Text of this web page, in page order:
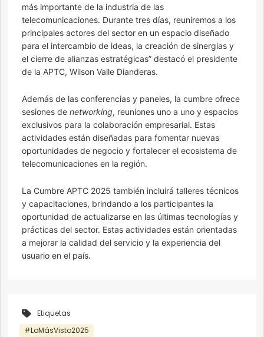
más importante de la industria de las
telecomunicaciones. Durante tres días, reuniremos a los
principales actores del sector en un espacio diseñado
para el intercambio de ideas, la creación de sinergias y
el cierre de alianzas estratégicas” destacó el presidente
de la APTC, Wilson Valle Dianderas.
Además de las conferencias y paneles, la cumbre ofrece
sesiones de networking, reuniones uno a uno y espacios
exclusivos para la colaboración empresarial. Estas
actividades están diseñadas para fomentar nuevas
oportunidades de negocio y fortalecer el ecosistema de
telecomunicaciones en la región.
La Cumbre APTC 2025 también incluirá talleres técnicos
y capacitaciones, brindando a los participantes la
oportunidad de actualizarse en las últimas tecnologías y
prácticas del sector. Estas actividades están orientadas
a mejorar la calidad del servicio y la experiencia del
usuario en el país.
Etiquetas
#LoMásVisto2025